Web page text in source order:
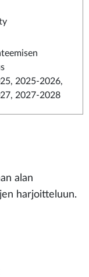
2025-2026,
2027-2028
alan
harjoitteluun.